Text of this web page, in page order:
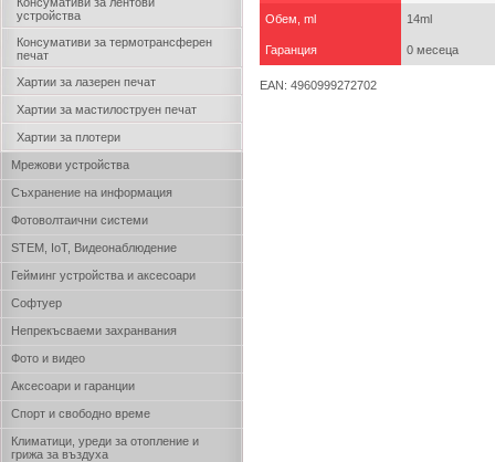
устройства
Консумативи за термотрансферен
печат
Хартии за лазерен печат
Хартии за мастилоструен печат
Хартии за плотери
Мрежови устройства
Съхранение на информация
Фотоволтаични системи
STEM, IoT, Видеонаблюдение
Гейминг устройства и аксесоари
Софтуер
Непрекъсваеми захранвания
Фото и видео
Аксесоари и гаранции
Спорт и свободно време
Климатици, уреди за отопление и
грижа за въздуха
Обем, ml 14ml
Гаранция 0 месеца
EAN: 4960999272702